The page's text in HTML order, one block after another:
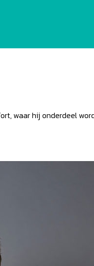
waar hij onderdeel